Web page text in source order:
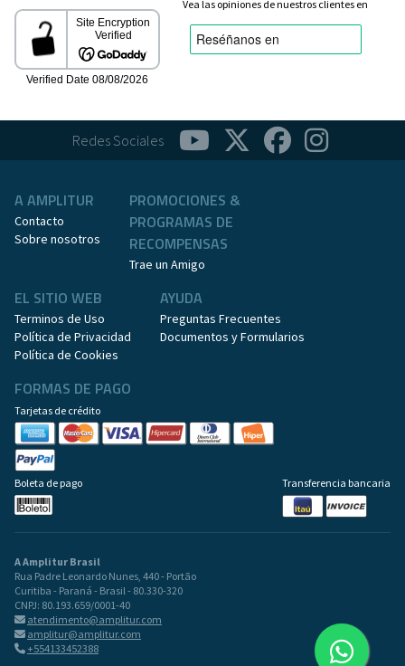
Vea las opiniones de nuestros clientes en
Redes Sociales
A AMPLITUR
Contacto
Sobre nosotros
PROMOCIONES &
PROGRAMAS DE
RECOMPENSAS
Trae un Amigo
EL SITIO WEB
Terminos de Uso
Política de Privacidad
Política de Cookies
AYUDA
Preguntas Frecuentes
Documentos y Formularios
FORMAS DE PAGO
Tarjetas de crédito
Boleta de pago Transferencia bancaria
A Amplitur Brasil
Rua Padre Leonardo Nunes, 440 - Portão
Curitiba - Paraná - Brasil - 80.330-320
CNPJ: 80.193.659/0001-40
atendimento@amplitur.com
amplitur@amplitur.com
+554133452388